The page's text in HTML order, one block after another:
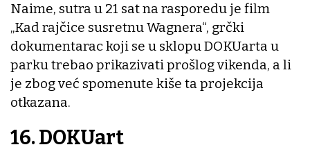
Naime, sutra u 21 sat na rasporedu je film
„Kad rajčice susretnu Wagnera“, grčki
dokumentarac koji se u sklopu DOKUarta u
parku trebao prikazivati prošlog vikenda, a li
je zbog već spomenute kiše ta projekcija
otkazana.
16. DOKUart